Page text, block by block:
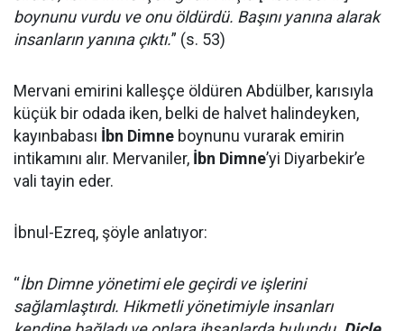
boynunu vurdu ve onu öldürdü. Başını yanına alarak
insanların yanına çıktı.” (s. 53)
Mervani emirini kalleşçe öldüren Abdülber, karısıyla
küçük bir odada iken, belki de halvet halindeyken,
kayınbabası İbn Dimne boynunu vurarak emirin
intikamını alır. Mervaniler, İbn Dimne’yi Diyarbekir’e
vali tayin eder.
İbnul-Ezreq, şöyle anlatıyor:
“İbn Dimne yönetimi ele geçirdi ve işlerini
sağlamlaştırdı. Hikmetli yönetimiyle insanları